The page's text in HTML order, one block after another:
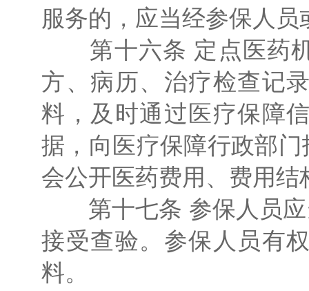
服务的，应当经参保人
第十六条 定点医药机
方、病历、治疗检查记
料，及时通过医疗保障
据，向医疗保障行政部
会公开医药费用、费用
第十七条 参保人员应
接受查验。参保人员有
料。